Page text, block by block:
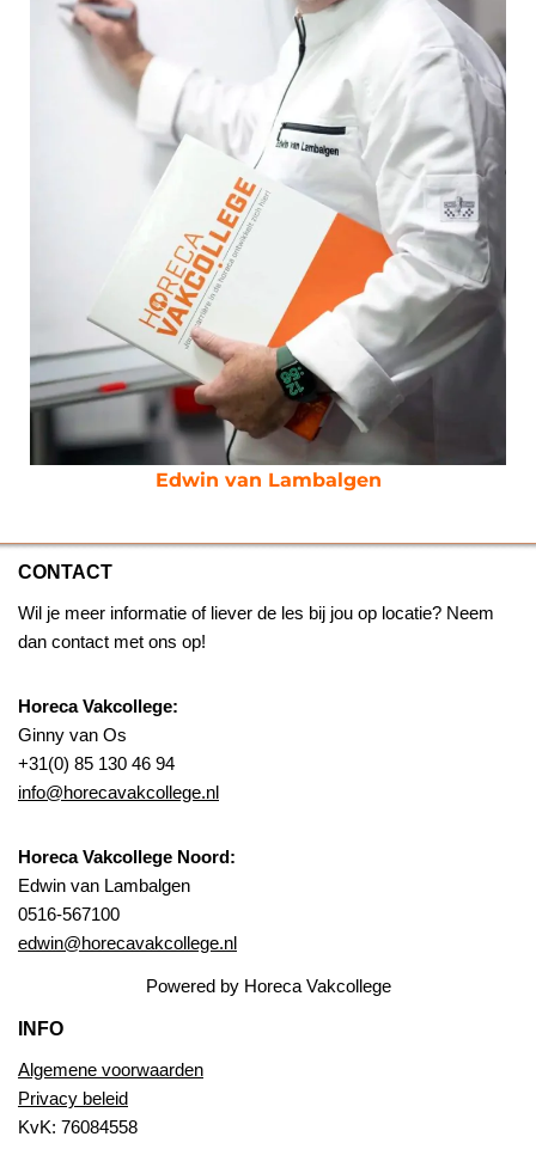
Edwin van Lambalgen
CONTACT
Wil je meer informatie of liever de les bij jou op locatie? Neem
dan contact met ons op!
Horeca Vakcollege:
Ginny van Os
+31(0) 85 130 46 94
info@horecavakcollege.nl
Horeca Vakcollege Noord:
Edwin van Lambalgen
0516-567100
edwin@horecavakcollege.nl
Powered by Horeca Vakcollege
INFO
Algemene voorwaarden
Privacy beleid
KvK: 76084558